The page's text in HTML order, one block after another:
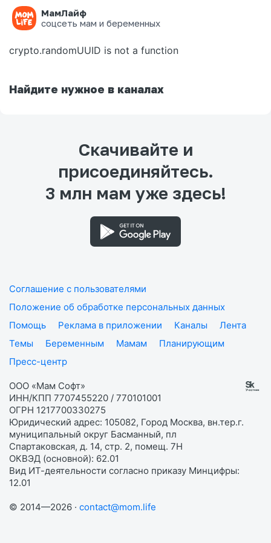
МамЛайф
соцсеть мам и беременных
Ошибка на странице
crypto.randomUUID is not a function
Найдите нужное в каналах
Скачивайте и
присоединяйтесь.
3 млн мам уже здесь!
Соглашение с пользователями
Положение об обработке персональных данных
Помощь
Реклама в приложении Каналы
Лента
Темы
Беременным Мамам
Планирующим
Пресс-центр
ООО «Мам Софт»
ИНН/КПП 7707455220 / 770101001
ОГРН 1217700330275
Юридический адрес: 105082, Город Москва, вн.тер.г.
муниципальный округ Басманный, пл
Спартаковская, д. 14, стр. 2, помещ. 7Н
ОКВЭД (основной): 62.01
Вид ИТ-деятельности согласно приказу Минцифры:
12.01
© 2014—2026 · contact@mom.life